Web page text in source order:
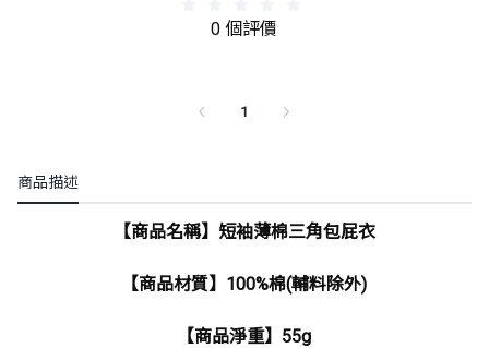
0 個評價
1
商品描述
【商品名稱】短袖薄棉三角包屁衣
【商品材質】100%棉(輔料除外)
【商品淨重】55g